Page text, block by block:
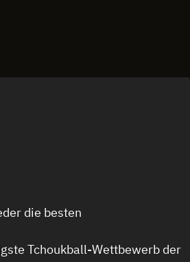
die besten
Tchoukball-Wettbewerb der